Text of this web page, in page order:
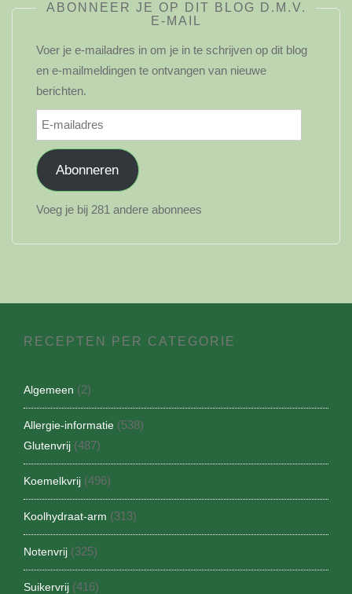
ABONNEER JE OP DIT BLOG D.M.V.
E-MAIL
Voer je e-mailadres in om je in te schrijven op dit blog
en e-mailmeldingen te ontvangen van nieuwe
berichten.
E-
mailadres
Abonneren
Voeg je bij 281 andere abonnees
RECEPTEN PER CATEGORIE
Algemeen (2)
Allergie-informatie (538)
Glutenvrij (487)
Koemelkvrij (496)
Koolhydraat-arm (313)
Notenvrij (325)
Suikervrij (416)